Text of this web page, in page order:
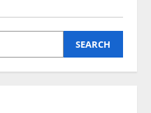
SEARCH